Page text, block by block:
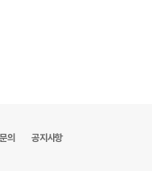
의 공지사항